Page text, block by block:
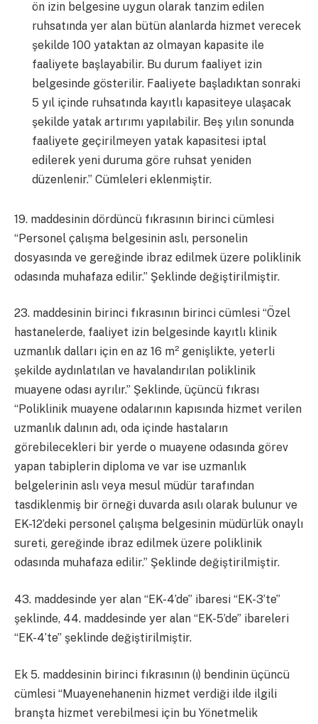
ön izin belgesine uygun olarak tanzim edilen
ruhsatında yer alan bütün alanlarda hizmet verecek
şekilde 100 yataktan az olmayan kapasite ile
faaliyete başlayabilir. Bu durum faaliyet izin
belgesinde gösterilir. Faaliyete başladıktan sonraki
5 yıl içinde ruhsatında kayıtlı kapasiteye ulaşacak
şekilde yatak artırımı yapılabilir. Beş yılın sonunda
faaliyete geçirilmeyen yatak kapasitesi iptal
edilerek yeni duruma göre ruhsat yeniden
düzenlenir.” Cümleleri eklenmiştir.
19. maddesinin dördüncü fıkrasının birinci cümlesi
“Personel çalışma belgesinin aslı, personelin
dosyasında ve gereğinde ibraz edilmek üzere poliklinik
odasında muhafaza edilir.” Şeklinde değiştirilmiştir.
23. maddesinin birinci fıkrasının birinci cümlesi “Özel
hastanelerde, faaliyet izin belgesinde kayıtlı klinik
uzmanlık dalları için en az 16 m² genişlikte, yeterli
şekilde aydınlatılan ve havalandırılan poliklinik
muayene odası ayrılır.” Şeklinde, üçüncü fıkrası
“Poliklinik muayene odalarının kapısında hizmet verilen
uzmanlık dalının adı, oda içinde hastaların
görebilecekleri bir yerde o muayene odasında görev
yapan tabiplerin diploma ve var ise uzmanlık
belgelerinin aslı veya mesul müdür tarafından
tasdiklenmiş bir örneği duvarda asılı olarak bulunur ve
EK-12’deki personel çalışma belgesinin müdürlük onaylı
sureti, gereğinde ibraz edilmek üzere poliklinik
odasında muhafaza edilir.” Şeklinde değiştirilmiştir.
43. maddesinde yer alan “EK-4’de” ibaresi “EK-3’te”
şeklinde, 44. maddesinde yer alan “EK-5’de” ibareleri
“EK-4’te” şeklinde değiştirilmiştir.
Ek 5. maddesinin birinci fıkrasının (ı) bendinin üçüncü
cümlesi “Muayenehanenin hizmet verdiği ilde ilgili
branşta hizmet verebilmesi için bu Yönetmelik